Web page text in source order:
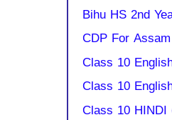
Bihu HS 2nd
CDP For
Class 10
Class 10
Class 10